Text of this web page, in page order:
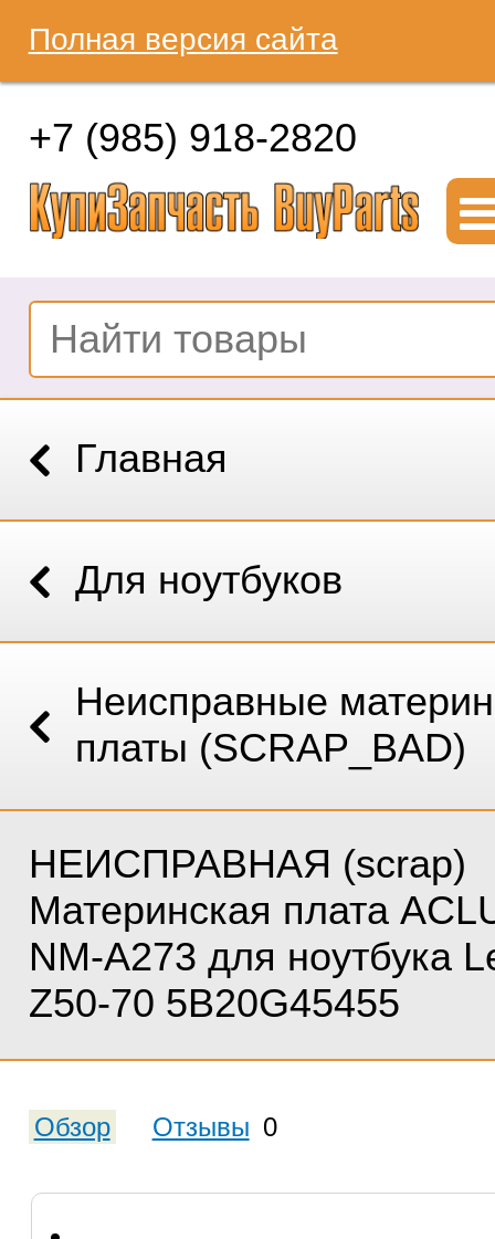
Полная версия сайта
+7 (985) 918-2820
Главная
Для ноутбуков
Неисправные
платы (SCRAP_BAD)
НЕИСПРАВНАЯ (scrap)
Материнская плата
NM-A273 для ноутбука
Z50-70 5B20G45455
Обзор Отзывы 0